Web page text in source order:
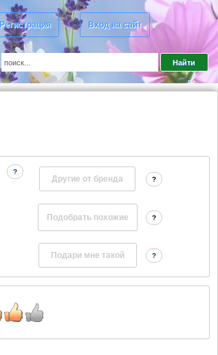
Регистрация Вход на сайт
?
Другие от бренда ?
?
?